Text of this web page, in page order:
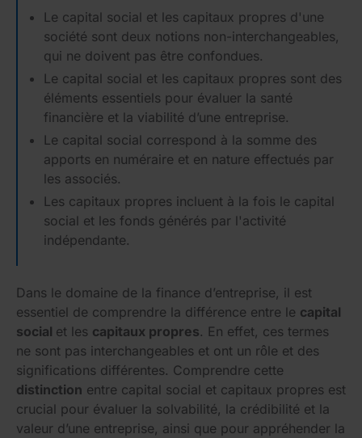
Le capital social et les capitaux propres d'une
société sont deux notions non-interchangeables,
qui ne doivent pas être confondues.
Le capital social et les capitaux propres sont des
éléments essentiels pour évaluer la santé
financière et la viabilité d’une entreprise.
Le capital social correspond à la somme des
apports en numéraire et en nature effectués par
les associés.
Les capitaux propres incluent à la fois le capital
social et les fonds générés par l'activité
indépendante.
Dans le domaine de la finance d’entreprise, il est
essentiel de comprendre la différence entre le capital
social et les capitaux propres. En effet, ces termes
ne sont pas interchangeables et ont un rôle et des
significations différentes. Comprendre cette
distinction entre capital social et capitaux propres est
crucial pour évaluer la solvabilité, la crédibilité et la
valeur d’une entreprise, ainsi que pour appréhender la